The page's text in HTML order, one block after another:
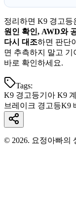
정리하면 K9 경고등
원인 확인, AWD와
다시 대조하면 판단
면 추측하지 말고
바로 확인하세요.
Tags:
K9 경고등기아 K9
브레이크 경고등K9
© 2026. 요정아빠의